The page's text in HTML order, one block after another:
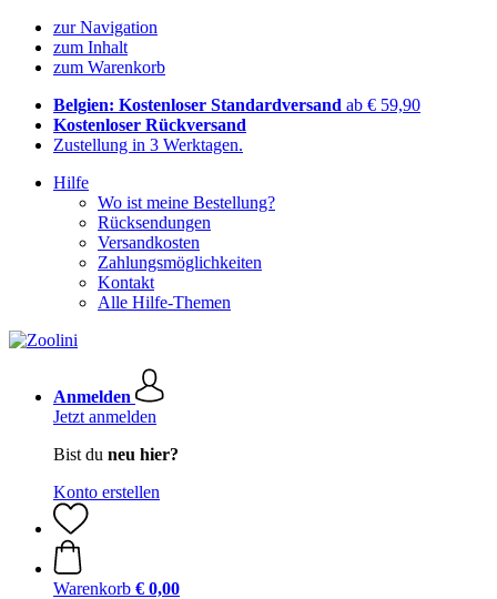
zur Navigation
zum Inhalt
zum Warenkorb
Belgien: Kostenloser Standardversand ab € 59,90
Kostenloser Rückversand
Zustellung in 3 Werktagen.
Hilfe
Wo ist meine Bestellung?
Rücksendungen
Versandkosten
Zahlungsmöglichkeiten
Kontakt
Alle Hilfe-Themen
Anmelden
Jetzt anmelden
Bist du neu hier?
Konto erstellen
Warenkorb € 0,00